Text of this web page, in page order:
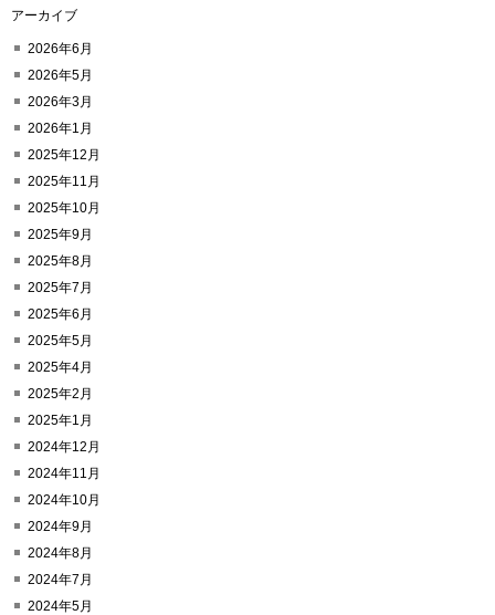
アーカイブ
2026年6月
2026年5月
2026年3月
2026年1月
2025年12月
2025年11月
2025年10月
2025年9月
2025年8月
2025年7月
2025年6月
2025年5月
2025年4月
2025年2月
2025年1月
2024年12月
2024年11月
2024年10月
2024年9月
2024年8月
2024年7月
2024年5月